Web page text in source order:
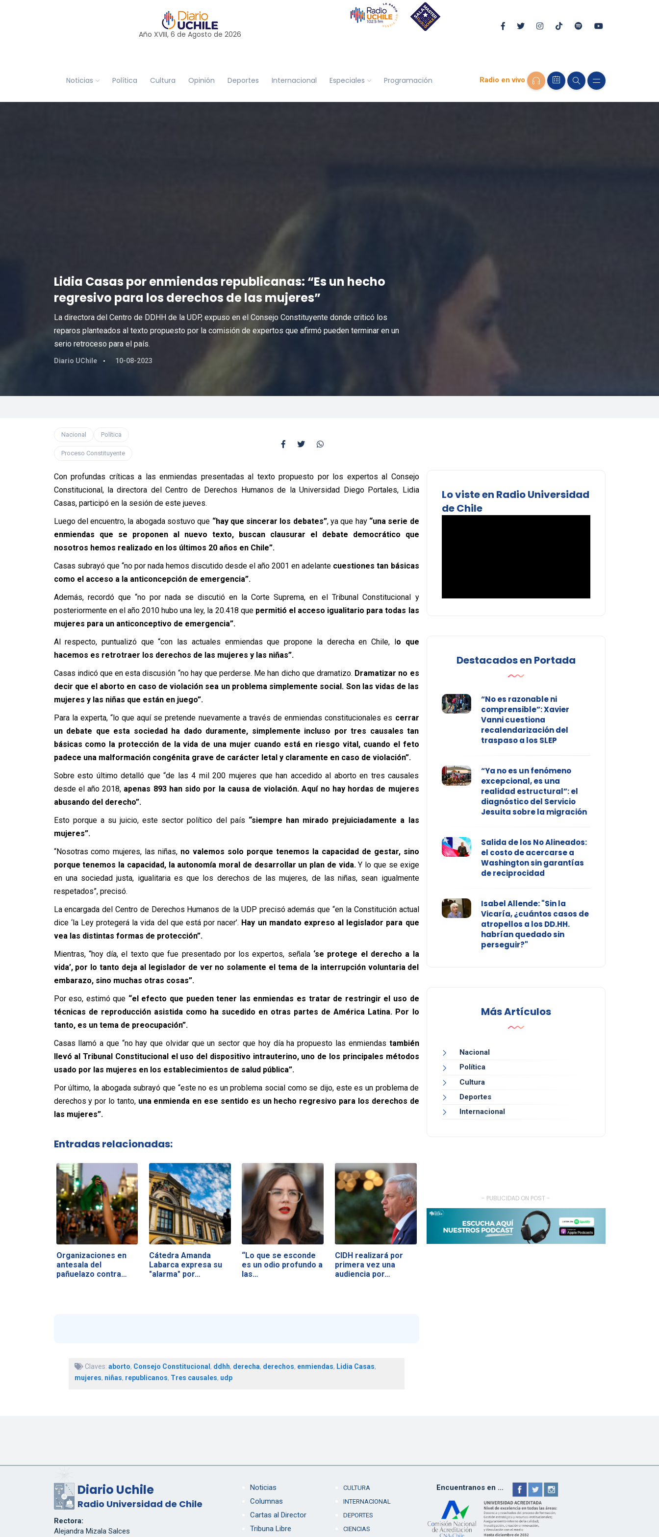
Año XVIII, 6 de Agosto de 2026
Noticias Política Cultura Opinión Deportes Internacional Especiales Programación Radio en vivo
Lidia Casas por enmiendas republicanas: “Es un hecho
regresivo para los derechos de las mujeres”
La directora del Centro de DDHH de la UDP, expuso en el Consejo Constituyente donde criticó los
reparos planteados al texto propuesto por la comisión de expertos que afirmó pueden terminar en un
serio retroceso para el país.
Diario UChile 10-08-2023
Nacional Política
Proceso Constituyente
Con profundas críticas a las enmiendas presentadas al texto propuesto por los expertos al Consejo
Constitucional, la directora del Centro de Derechos Humanos de la Universidad Diego Portales, Lidia
Casas, participó en la sesión de este jueves.
Luego del encuentro, la abogada sostuvo que “hay que sincerar los debates”, ya que hay “una serie de
enmiendas que se proponen al nuevo texto, buscan clausurar el debate democrático que
nosotros hemos realizado en los últimos 20 años en Chile”.
Casas subrayó que “no por nada hemos discutido desde el año 2001 en adelante cuestiones tan básicas
como el acceso a la anticoncepción de emergencia”.
Además, recordó que “no por nada se discutió en la Corte Suprema, en el Tribunal Constitucional y
posteriormente en el año 2010 hubo una ley, la 20.418 que permitió el acceso igualitario para todas las
mujeres para un anticonceptivo de emergencia”.
Al respecto, puntualizó que “con las actuales enmiendas que propone la derecha en Chile, lo que
hacemos es retrotraer los derechos de las mujeres y las niñas”.
Casas indicó que en esta discusión “no hay que perderse. Me han dicho que dramatizo. Dramatizar no es
decir que el aborto en caso de violación sea un problema simplemente social. Son las vidas de las
mujeres y las niñas que están en juego”.
Para la experta, “lo que aquí se pretende nuevamente a través de enmiendas constitucionales es cerrar
un debate que esta sociedad ha dado duramente, simplemente incluso por tres causales tan
básicas como la protección de la vida de una mujer cuando está en riesgo vital, cuando el feto
padece una malformación congénita grave de carácter letal y claramente en caso de violación”.
Sobre esto último detalló que “de las 4 mil 200 mujeres que han accedido al aborto en tres causales
desde el año 2018, apenas 893 han sido por la causa de violación. Aquí no hay hordas de mujeres
abusando del derecho”.
Esto porque a su juicio, este sector político del país “siempre han mirado prejuiciadamente a las
mujeres”.
“Nosotras como mujeres, las niñas, no valemos solo porque tenemos la capacidad de gestar, sino
porque tenemos la capacidad, la autonomía moral de desarrollar un plan de vida.Y lo que se exige
en una sociedad justa, igualitaria es que los derechos de las mujeres, de las niñas, sean igualmente
respetados”, precisó.
La encargada del Centro de Derechos Humanos de la UDP precisó además que “en la Constitución actual
dice ‘la Ley protegerá la vida del que está por nacer’. Hay un mandato expreso al legislador para que
vea las distintas formas de protección”.
Mientras, “hoy día, el texto que fue presentado por los expertos, señala ‘se protege el derecho a la
vida’, por lo tanto deja al legislador de ver no solamente el tema de la interrupción voluntaria del
embarazo, sino muchas otras cosas”.
Por eso, estimó que “el efecto que pueden tener las enmiendas es tratar de restringir el uso de
técnicas de reproducción asistida como ha sucedido en otras partes de América Latina. Por lo
tanto, es un tema de preocupación”.
Casas llamó a que “no hay que olvidar que un sector que hoy día ha propuesto las enmiendas también
llevó al Tribunal Constitucional el uso del dispositivo intrauterino, uno de los principales métodos
usado por las mujeres en los establecimientos de salud pública”.
Por último, la abogada subrayó que “este no es un problema social como se dijo, este es un problema de
derechos y por lo tanto, una enmienda en ese sentido es un hecho regresivo para los derechos de
las mujeres”.
Entradas relacionadas:
Organizaciones en
antesala del
pañuelazo contra…
Cátedra Amanda
Labarca expresa su
"alarma" por…
“Lo que se esconde
es un odio profundo a
las…
CIDH realizará por
primera vez una
audiencia por…
Claves: aborto, Consejo Constitucional , ddhh, derecha, derechos, enmiendas, Lidia Casas,
mujeres, niñas, republicanos, Tres causales, udp
Lo viste en Radio Universidad
de Chile
Destacados en Portada
“No es razonable ni
comprensible”: Xavier
Vanni cuestiona
recalendarización del
traspaso a los SLEP
“Ya no es un fenómeno
excepcional, es una
realidad estructural”: el
diagnóstico del Servicio
Jesuita sobre la migración
Salida de los No Alineados:
el costo de acercarse a
Washington sin garantías
de reciprocidad
Isabel Allende: "Sin la
Vicaría, ¿cuántos casos de
atropellos a los DD.HH.
habrían quedado sin
perseguir?"
Más Artículos
Nacional
Política
Cultura
Deportes
Internacional
- PUBLICIDAD ON POST -
Diario Uchile
Radio Universidad de Chile
Rectora:
Alejandra Mizala Salces
Noticias
Columnas
Cartas al Director
Tribuna Libre
CULTURA
INTERNACIONAL
DEPORTES
CIENCIAS
Encuentranos en ...